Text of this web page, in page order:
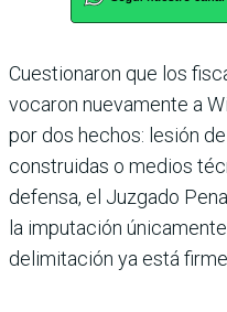
Cuestionaron que los
vocaron nuevamente a
por dos hechos: lesión
construidas o medios
defensa, el Juzgado
la imputación
delimitación ya está